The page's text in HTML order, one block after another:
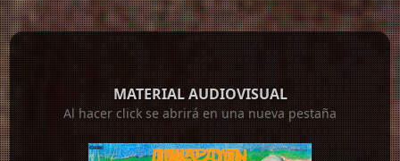
MATERIAL AUDIOVISUAL
Al hacer click se abrirá en una nueva pestaña